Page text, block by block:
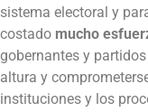
sistema electoral y
costado mucho
gobernantes y
altura y
instituciones y los